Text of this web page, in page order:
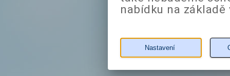
nabídku na
Nastavení